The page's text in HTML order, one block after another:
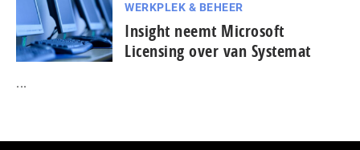
WERKPLEK & BEHEER
Insight neemt Microsoft
Licensing over van Systemat
...